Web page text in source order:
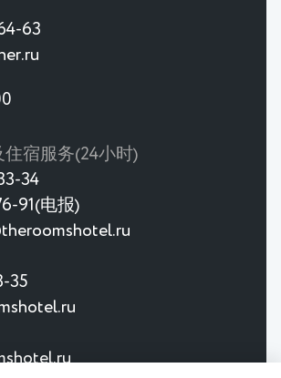
63
宿服务(24小时)
34
91(电报)
35